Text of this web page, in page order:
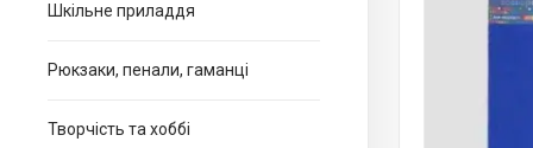
Шкільне приладдя
Рюкзаки, пенали, гаманці
Творчість та хоббі